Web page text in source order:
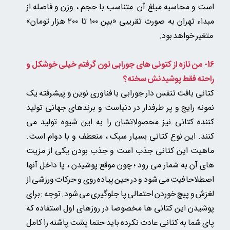
است و محاسبه مبلغ آن متناسب با حجم ، وزن و فاصله از
مبداء تهران به صورت تقریبی «بین ۱۰۰ تا ۲۰۰ هزار تومان»​​​​​​​
متغیر خواهد بود.​​​​​​​
16- من تازه از کتونی های جورابی تون گرفتم خیلی خوشکل و
راحته فقط پوشیدنش سخته؟
کتانی بافت تنفس دار جورابی با فناوری نوین و پیشرفته یک
نمونه رایج و پر طرفدار در دنیاست و برندهای جهانی تولید
کننده کتانی نیز محصولاتشان را به این شیوه تولید می
کنند. این نوع کتانی بسیار سبک ، منعطف و با دوام است.
ماهیت این کتانی جذب است و جذب بودن یکی از مزیت
های آن به شمار می رود ؛ چون موقع پوشیدن ، پا داخل آنها
اصطلاحا فیت می شود و در حین پیاده روی و حرکات ورزشی از
لغزش و پیچ خوردن احتمالی پا جلوگیری می شود. توجه : برای
پوشیدن این کتانی ها مخصوصا در روزهای اول استفاده که
پای شما به کتانی عادت نکرده باید حتما پشت پاشنه را کامل